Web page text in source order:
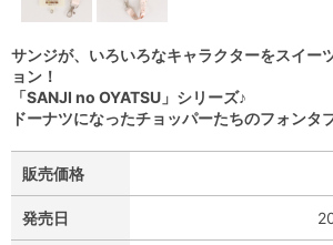
サンジが、いろいろなキャラクターをスイー
ョン！
「SANJI no OYATSU」シリーズ♪
ドーナツになったチョッパーたちのフォンタ
販売価格
発売日